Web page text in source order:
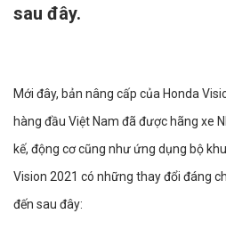
sau đây.
Mới đây, bản nâng cấp của Honda
hàng đầu Việt Nam đã được hãng xe
kế, động cơ cũng như ứng dụng bộ
Vision 2021 có những thay đổi đáng
đến sau đây: